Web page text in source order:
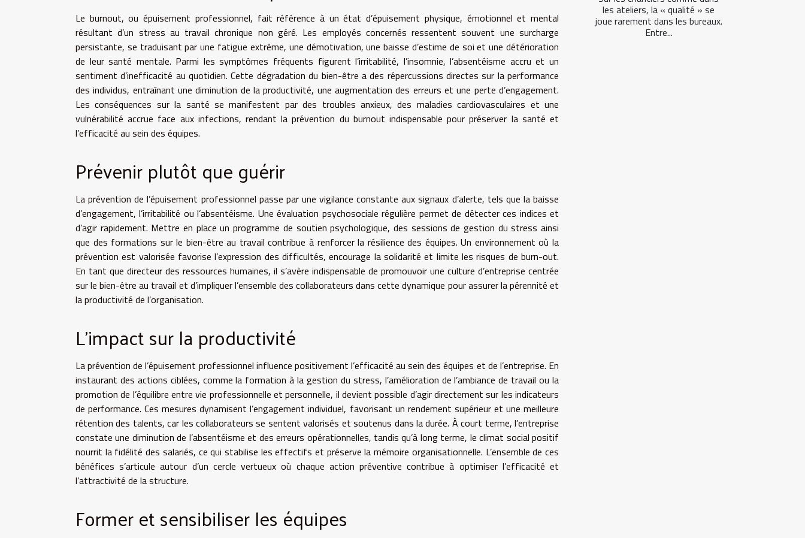
Le burnout, ou épuisement professionnel, fait référence à un état d’épuisement physique, émotionnel et mental
résultant d’un stress au travail chronique non géré. Les employés concernés ressentent souvent une surcharge
persistante, se traduisant par une fatigue extrême, une démotivation, une baisse d’estime de soi et une détérioration
de leur santé mentale. Parmi les symptômes fréquents figurent l’irritabilité, l’insomnie, l’absentéisme accru et un
sentiment d’inefficacité au quotidien. Cette dégradation du bien-être a des répercussions directes sur la performance
des individus, entraînant une diminution de la productivité, une augmentation des erreurs et une perte d’engagement.
Les conséquences sur la santé se manifestent par des troubles anxieux, des maladies cardiovasculaires et une
vulnérabilité accrue face aux infections, rendant la prévention du burnout indispensable pour préserver la santé et
l’efficacité au sein des équipes.
Prévenir plutôt que guérir
La prévention de l’épuisement professionnel passe par une vigilance constante aux signaux d’alerte, tels que la baisse
d’engagement, l’irritabilité ou l’absentéisme. Une évaluation psychosociale régulière permet de détecter ces indices et
d’agir rapidement. Mettre en place un programme de soutien psychologique, des sessions de gestion du stress ainsi
que des formations sur le bien-être au travail contribue à renforcer la résilience des équipes. Un environnement où la
prévention est valorisée favorise l’expression des difficultés, encourage la solidarité et limite les risques de burn-out.
En tant que directeur des ressources humaines, il s’avère indispensable de promouvoir une culture d’entreprise centrée
sur le bien-être au travail et d’impliquer l’ensemble des collaborateurs dans cette dynamique pour assurer la pérennité et
la productivité de l’organisation.
L’impact sur la productivité
La prévention de l’épuisement professionnel influence positivement l’efficacité au sein des équipes et de l’entreprise. En
instaurant des actions ciblées, comme la formation à la gestion du stress, l’amélioration de l’ambiance de travail ou la
promotion de l’équilibre entre vie professionnelle et personnelle, il devient possible d’agir directement sur les indicateurs
de performance. Ces mesures dynamisent l’engagement individuel, favorisant un rendement supérieur et une meilleure
rétention des talents, car les collaborateurs se sentent valorisés et soutenus dans la durée. À court terme, l’entreprise
constate une diminution de l’absentéisme et des erreurs opérationnelles, tandis qu’à long terme, le climat social positif
nourrit la fidélité des salariés, ce qui stabilise les effectifs et préserve la mémoire organisationnelle. L’ensemble de ces
bénéfices s’articule autour d’un cercle vertueux où chaque action préventive contribue à optimiser l’efficacité et
l’attractivité de la structure.
Former et sensibiliser les équipes
les ateliers, la « qualité » se
joue rarement dans les bureaux.
Entre...